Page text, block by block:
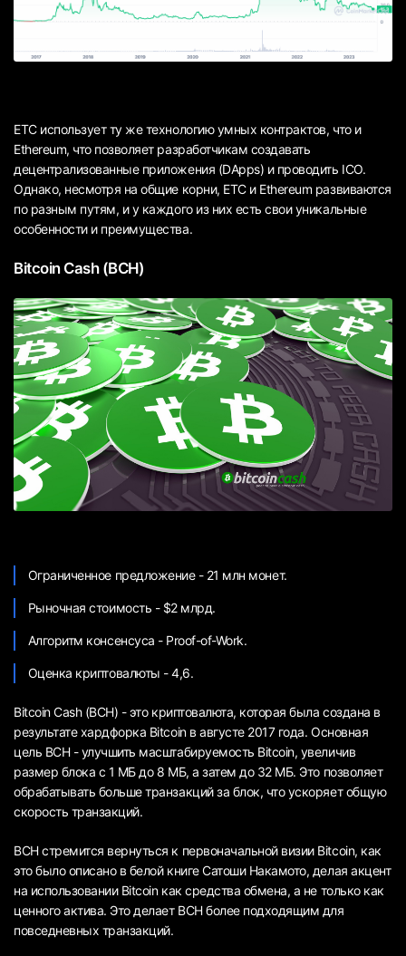
ETC использует ту же технологию умных контрактов, что и
Ethereum, что позволяет разработчикам создавать
децентрализованные приложения (DApps) и проводить ICO.
Однако, несмотря на общие корни, ETC и Ethereum развиваются
по разным путям, и у каждого из них есть свои уникальные
особенности и преимущества.
Bitcoin Cash (BCH)
Ограниченное предложение - 21 млн монет.
Рыночная стоимость - $2 млрд.
Алгоритм консенсуса - Proof-of-Work.
Оценка криптовалюты - 4,6.
Bitcoin Cash (BCH) - это криптовалюта, которая была создана в
результате хардфорка Bitcoin в августе 2017 года. Основная
цель BCH - улучшить масштабируемость Bitcoin, увеличив
размер блока с 1 МБ до 8 МБ, а затем до 32 МБ. Это позволяет
обрабатывать больше транзакций за блок, что ускоряет общую
скорость транзакций.
BCH стремится вернуться к первоначальной визии Bitcoin, как
это было описано в белой книге Сатоши Накамото, делая акцент
на использовании Bitcoin как средства обмена, а не только как
ценного актива. Это делает BCH более подходящим для
повседневных транзакций.